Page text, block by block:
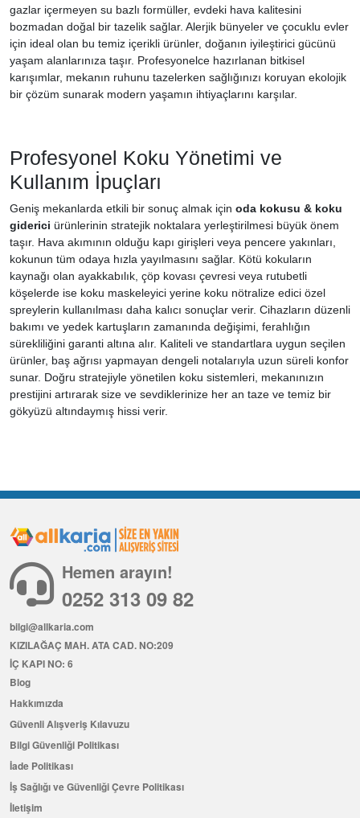
gazlar içermeyen su bazlı formüller, evdeki hava kalitesini
bozmadan doğal bir tazelik sağlar. Alerjik bünyeler ve çocuklu evler
için ideal olan bu temiz içerikli ürünler, doğanın iyileştirici gücünü
yaşam alanlarınıza taşır. Profesyonelce hazırlanan bitkisel
karışımlar, mekanın ruhunu tazelerken sağlığınızı koruyan ekolojik
bir çözüm sunarak modern yaşamın ihtiyaçlarını karşılar.
Profesyonel Koku Yönetimi ve
Kullanım İpuçları
Geniş mekanlarda etkili bir sonuç almak için oda kokusu & koku
giderici ürünlerinin stratejik noktalara yerleştirilmesi büyük önem
taşır. Hava akımının olduğu kapı girişleri veya pencere yakınları,
kokunun tüm odaya hızla yayılmasını sağlar. Kötü kokuların
kaynağı olan ayakkabılık, çöp kovası çevresi veya rutubetli
köşelerde ise koku maskeleyici yerine koku nötralize edici özel
spreylerin kullanılması daha kalıcı sonuçlar verir. Cihazların düzenli
bakımı ve yedek kartuşların zamanında değişimi, ferahlığın
sürekliliğini garanti altına alır. Kaliteli ve standartlara uygun seçilen
ürünler, baş ağrısı yapmayan dengeli notalarıyla uzun süreli konfor
sunar. Doğru stratejiyle yönetilen koku sistemleri, mekanınızın
prestijini artırarak size ve sevdiklerinize her an taze ve temiz bir
gökyüzü altındaymış hissi verir.
Hemen arayın!
0252 313 09 82
bilgi@allkaria.com
KIZILAĞAÇ MAH. ATA CAD. NO:209
İÇ KAPI NO: 6
Blog
Hakkımızda
Güvenli Alışveriş Kılavuzu
Bilgi Güvenliği Politikası
İade Politikası
İş Sağlığı ve Güvenliği Çevre Politikası
İletişim